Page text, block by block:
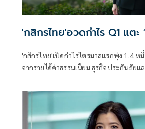
'กสิกรไทย'อวดกำไร Q1 แตะ
'กสิกรไทย'เปิดกำไรไตรมาสแรกพุ่ง 1.4 ห
จากรายได้ค่าธรรมเนียม ธุรกิจประกันภัย
1.2%